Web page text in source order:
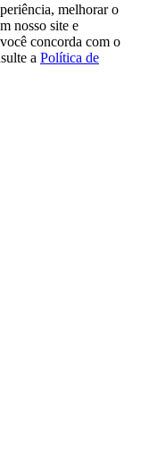
melhorar o
nosso site e
concorda com o
a Política de